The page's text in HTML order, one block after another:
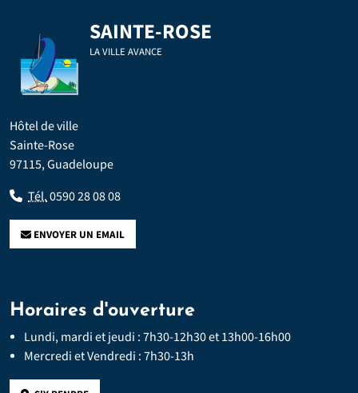
SAINTE-ROSE
LA VILLE AVANCE
Hôtel de ville
Sainte-Rose
97115, Guadeloupe
Tél.0590 28 08 08
ENVOYER UN EMAIL
Horaires d'ouverture
Lundi, mardi et jeudi : 7h30-12h30 et 13h00-16h00
Mercredi et Vendredi : 7h30-13h